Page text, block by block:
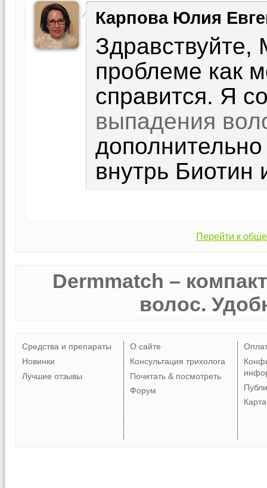
Карпова Юлия
проблеме как
справится. Я
выпадения
внутрь Биотин
Перейти к
Dermmatch –
волос.
Средства и препараты
Новинки
Лучшие отзывы
О сайте
Консультация трихолога
Почитать & посмотреть
Форум